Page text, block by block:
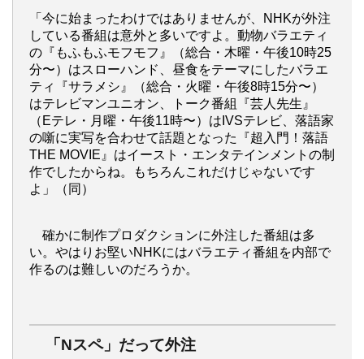
「今に始まったわけではありませんが、NHKが外注
している番組は意外と多いですよ。動物バラエティ
の『もふもふモフモフ』（総合・木曜・午後10時25
分〜）はスローハンド、昼食をテーマにしたバラエ
ティ『サラメシ』（総合・火曜・午後8時15分〜）
はテレビマンユニオン、トーク番組『芸人先生』
（Eテレ・月曜・午後11時〜）はIVSテレビ、落語家
の噺に実写を合わせて話題となった『超入門！落語
THE MOVIE』はイースト・エンタテインメントの制
作でしたからね。もちろんこれだけじゃないです
よ」（同）
確かに制作プロダクションに外注した番組は多
い。やはりお堅いNHKにはバラエティ番組を内部で
作るのは難しいのだろうか。
「Nスペ」だって外注